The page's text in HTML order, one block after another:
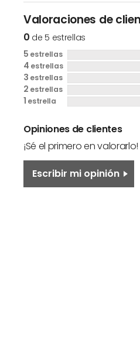
Valoraciones de
0 de 5 estrellas
5 estrellas
4 estrellas
3 estrellas
2 estrellas
1 estrella
Opiniones de clientes
¡Sé el primero en valorarlo!
Escribir mi opinión